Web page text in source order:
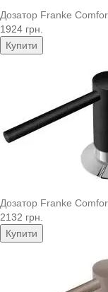
Дозатор Franke
1924 грн.
Купити
Дозатор Franke
2132 грн.
Купити